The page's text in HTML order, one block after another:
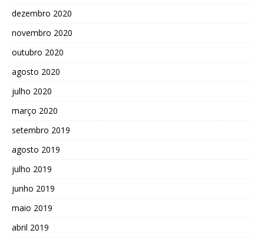
dezembro 2020
novembro 2020
outubro 2020
agosto 2020
julho 2020
março 2020
setembro 2019
agosto 2019
julho 2019
junho 2019
maio 2019
abril 2019